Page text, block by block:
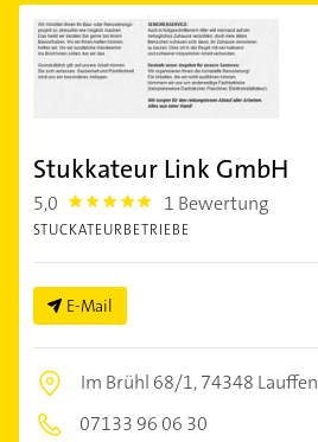
Stukkateur Link GmbH
5,0 5.0 1 Bewertung
STUCKATEURBETRIEBE
E-Mail
Im Brühl 68/1,74348 Lauffen
07133 96 06 30